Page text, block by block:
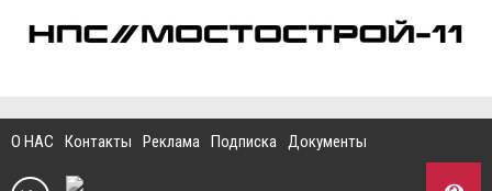
О НАС Контакты Реклама Подписка Документы